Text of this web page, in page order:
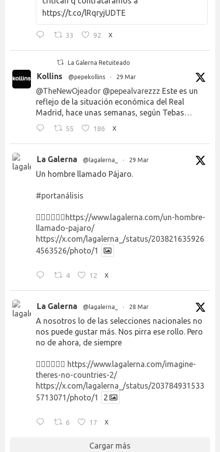
https://t.co/lRqryjUDTE
33 92 X
La Galerna Retuiteado
Kollins @pepekollins · 29 Mar
@TheNewOjeador @pepealvarezzz Este es un
reflejo de la situación económica del Real
Madrid, hace unas semanas, según Tebas…
55 186 X
La Galerna @lagalerna_ · 29 Mar
Un hombre llamado Pájaro.
#portanálisis
👉🏻👉🏻👉🏻 https://www.lagalerna.com/un-hombre-
llamado-pajaro/
https://x.com/lagalerna_/status/203821635926
4563526/photo/1
4 12 X
La Galerna @lagalerna_ · 28 Mar
A nosotros lo de las selecciones nacionales no
nos puede gustar más. Nos pirra ese rollo. Pero
no de ahora, de siempre
👉🏻👉🏻👉🏻 https://www.lagalerna.com/imagine-
theres-no-countries-2/
https://x.com/lagalerna_/status/203784931533
5713071/photo/1
2
6 17 X
Cargar más